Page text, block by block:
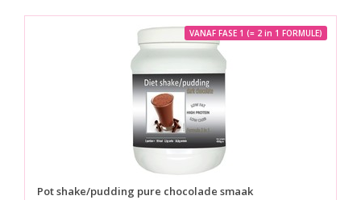
VANAF FASE 1 (= 2 in 1 FORMULE)
Pot shake/pudding pure chocolade smaak